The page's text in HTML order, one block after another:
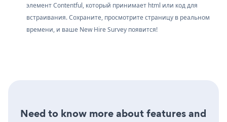
элемент Contentful, который принимает html или код для
встраивания. Сохраните, просмотрите страницу в реальном
времени, и ваше New Hire Survey появится!
Need to know more about features and